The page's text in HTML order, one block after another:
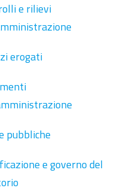
e rilievi
erogati
pubbliche
e governo del